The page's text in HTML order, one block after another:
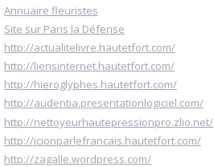
Annuaire fleuristes
Site sur Paris la Défense
http://actualitelivre.hautetfort.com/
http://liensinternet.hautetfort.com/
http://hieroglyphes.hautetfort.com/
http://audentia.presentationlogiciel.com/
http://nettoyeurhautepressionpro.zlio.net/
http://icionparlefrancais.hautetfort.com/
http://zagalle.wordpress.com/